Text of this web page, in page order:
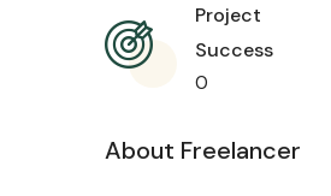
Project
Success
0
About Freelancer